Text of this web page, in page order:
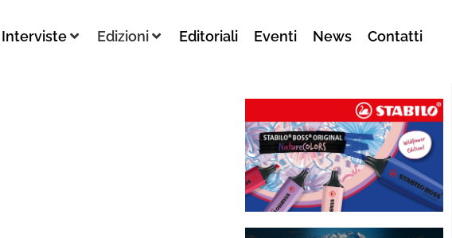
Interviste Edizioni Editoriali Eventi News Contatti